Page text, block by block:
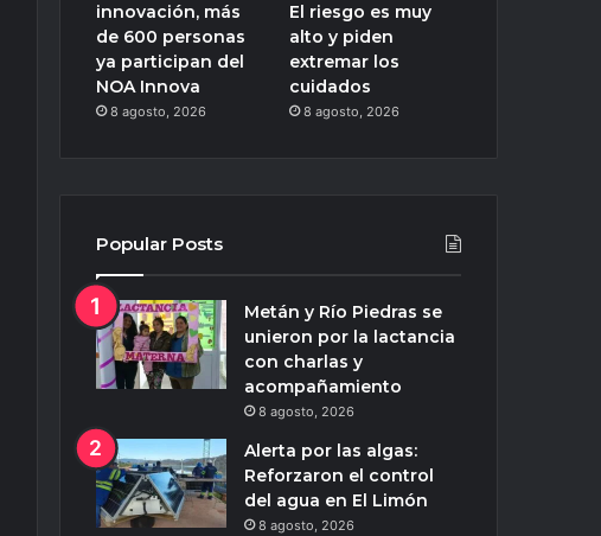
innovación, más
de 600 personas
ya participan del
NOA Innova
8 agosto, 2026
El riesgo es muy
alto y piden
extremar los
cuidados
8 agosto, 2026
Popular Posts
Metán y Río Piedras se
unieron por la lactancia
con charlas y
acompañamiento
8 agosto, 2026
Alerta por las algas:
Reforzaron el control
del agua en El Limón
8 agosto, 2026